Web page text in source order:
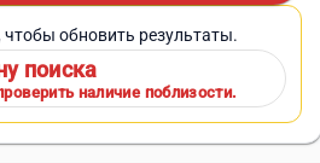
обновить результаты.
поиска
наличие поблизости.